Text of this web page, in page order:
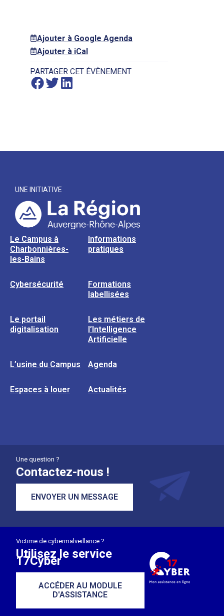
Ajouter à Google Agenda
Ajouter à iCal
PARTAGER CET ÉVÈNEMENT
UNE INITIATIVE
Le Campus à
Charbonnières-
les-Bains
Informations
pratiques
Cybersécurité
Formations
labellisées
Le portail
digitalisation
Les métiers de
l’Intelligence
Artificielle
L’usine du Campus Agenda
Espaces à louer Actualités
Une question ?
Contactez-nous !
ENVOYER UN MESSAGE
Victime de cybermalveillance ?
Utilisez le service
17Cyber
ACCÉDER AU MODULE
D'ASSISTANCE